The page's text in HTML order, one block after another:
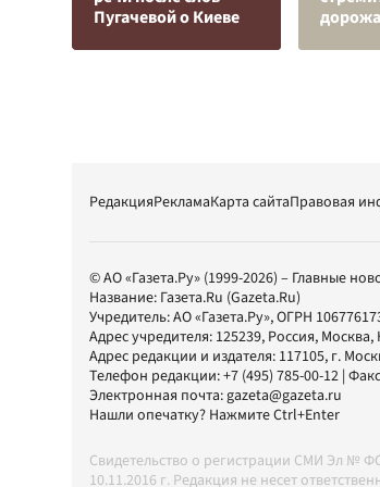
Пугачевой о Киеве
РедакцияРекламаКарта сайтаПравовая
© АО «Газета.Ру» (1999-2026) – Главные
Название: Газета.Ru (Gazeta.Ru)
Учредитель:АО «Газета.Ру», ОГРН
Адрес учредителя: 125239, Россия,
Адрес редакции и издателя: 117105, г.
Телефон редакции:+7 (495) 785-00-12 |
Электронная почта:gazeta@gazeta.ru
Нашли опечатку? Нажмите Ctrl+Enter
Свидетельство о регистрации СМИ Эл №
10.11.2016 г. Редакция не несет